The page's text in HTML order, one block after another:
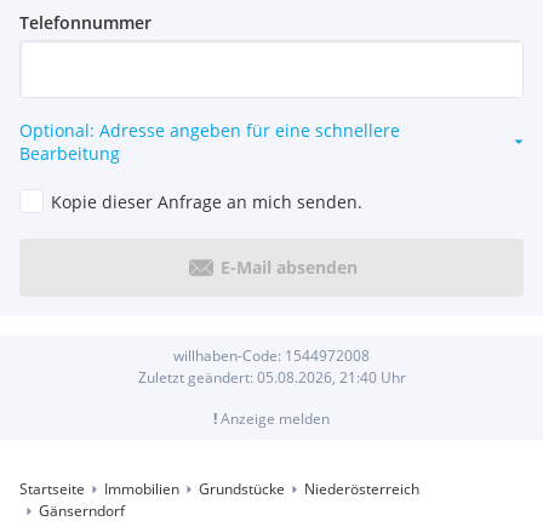
Telefonnummer
Optional: Adresse angeben für eine schnellere
Bearbeitung
Kopie dieser Anfrage an mich senden.
E-Mail absenden
willhaben-Code: 1544972008
Zuletzt geändert: 05.08.2026, 21:40Uhr
!Anzeige melden
Startseite Immobilien Grundstücke
Niederösterreich
Gänserndorf